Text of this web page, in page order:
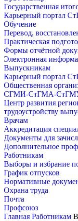
Государственная
Карьерный портал
Обучение
Перевод,
Практическая
Формы отчётной
Электронная
Выпускникам
Карьерный портал
Общественная
СГМИ-СтГМА-
Центр развития
трудоустройству
Врачам
Аккредитация
Документы для
Дополнительное
Работникам
Выборы и избрание
График отпусков
Нормативные
Охрана труда
Почта
Профсоюз
Главная Работникам